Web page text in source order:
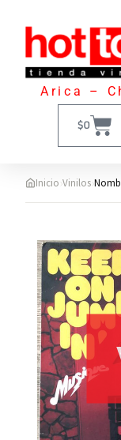
Arica –
$0
Inicio›Vinilos›